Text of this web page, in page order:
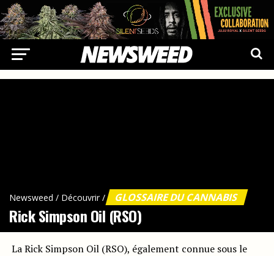
Newsweed / Découvrir / GLOSSAIRE DU CANNABIS
Rick Simpson Oil (RSO)
La Rick Simpson Oil (RSO), également connue sous le